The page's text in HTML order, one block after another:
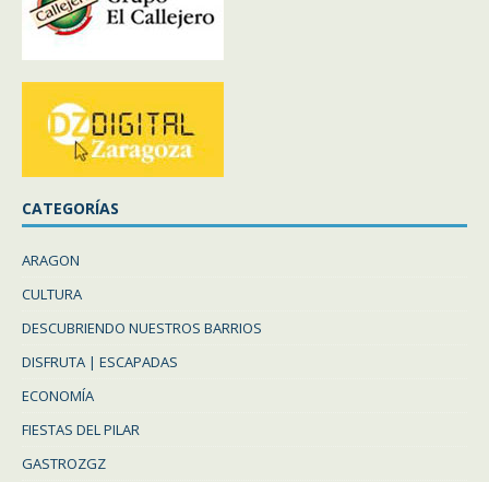
CATEGORÍAS
ARAGON
CULTURA
DESCUBRIENDO NUESTROS BARRIOS
DISFRUTA | ESCAPADAS
ECONOMÍA
FIESTAS DEL PILAR
GASTROZGZ